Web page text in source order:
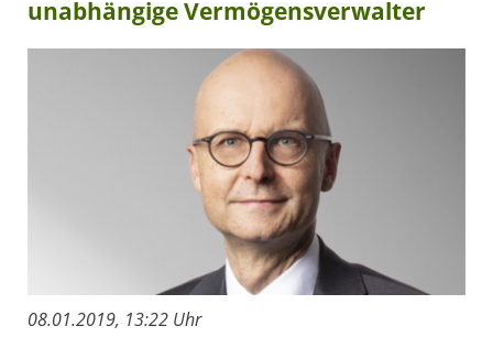
unabhängige Vermögensverwalter
08.01.2019, 13:22 Uhr